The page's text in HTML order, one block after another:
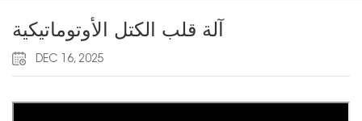
آلة قلب الكتل الأوتوماتيكية
DEC 16, 2025